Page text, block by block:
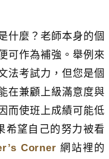
什麼？老師本身的個
可作為補強。舉例來
法考試力，但您是個
在兼顧上級滿意度與
而使班上成績可能低
希望自己的努力被看
Corner 網站裡的